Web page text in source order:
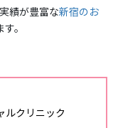
績が豊富な新宿のお
。
ルクリニック